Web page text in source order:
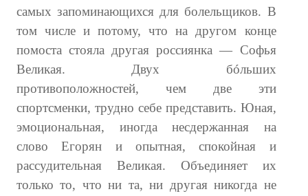
КОНТАКТЫ
ТЕКУЩИЙ №
самых запоминающихся для болельщиков. В
том числе и потому, что на другом конце
помоста стояла другая россиянка — Софья
Великая. Двух бóльших
противоположностей, чем две эти
спортсменки, трудно себе представить. Юная,
эмоциональная, иногда несдержанная на
слово Егорян и опытная, спокойная и
рассудительная Великая. Объединяет их
только то, что ни та, ни другая никогда не